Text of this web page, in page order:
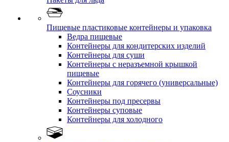
Пищевые пластиковые контейнеры и упаковка
Ведра пищевые
Контейнеры для кондитерских изделий
Контейнеры для суши
Контейнеры с неразъемной крышкой
пищевые
Контейнеры для горячего (универсальные)
Соусники
Контейнеры под пресервы
Контейнеры суповые
Контейнеры для холодного